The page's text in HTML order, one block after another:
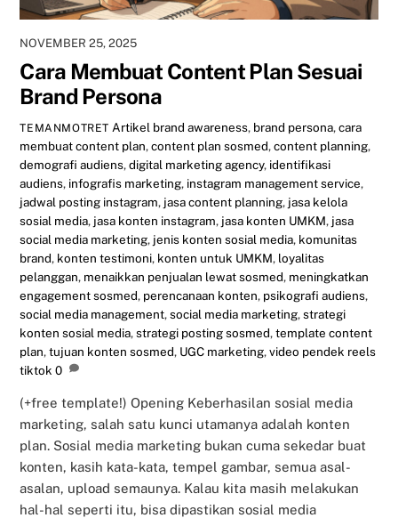
NOVEMBER 25, 2025
Cara Membuat Content Plan Sesuai
Brand Persona
TEMANMOTRET Artikel brand awareness, brand persona,cara
membuat content plan,content plan sosmed,content planning,
demografi audiens,digital marketing agency, identifikasi
audiens, infografis marketing, instagram management service,
jadwal posting instagram, jasa content planning, jasa kelola
sosial media, jasa konten instagram, jasa konten UMKM, jasa
social media marketing, jenis konten sosial media, komunitas
brand, konten testimoni, konten untuk UMKM, loyalitas
pelanggan, menaikkan penjualan lewat sosmed, meningkatkan
engagement sosmed, perencanaan konten, psikografi audiens,
social media management,social media marketing,strategi
konten sosial media,strategi posting sosmed,template content
plan,tujuan konten sosmed, UGC marketing,video pendek reels
tiktok 0
(+free template!) Opening Keberhasilan sosial media
marketing, salah satu kunci utamanya adalah konten
plan. Sosial media marketing bukan cuma sekedar buat
konten, kasih kata-kata, tempel gambar, semua asal-
asalan, upload semaunya. Kalau kita masih melakukan
hal-hal seperti itu, bisa dipastikan sosial media